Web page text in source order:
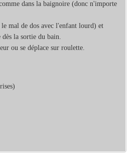
dans la baignoire (donc n'importe
mal de dos avec l'enfant lourd) et
dès la sortie du bain.
ou se déplace sur roulette.